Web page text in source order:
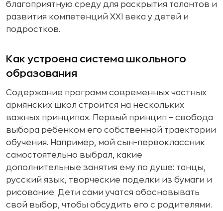
благоприятную среду для раскрытия талантов и
развития компетенций XXI века у детей и
подростков.
Как устроена система школьного
образования
Содержание программ современных частных
армянских школ строится на нескольких
важных принципах. Первый принцип – свобода
выбора ребенком его собственной траектории
обучения. Например, мой сын-первоклассник
самостоятельно выбрал, какие
дополнительные занятия ему по душе: танцы,
русский язык, творческие поделки из бумаги и
рисование. Дети сами учатся обосновывать
свой выбор, чтобы обсудить его с родителями.